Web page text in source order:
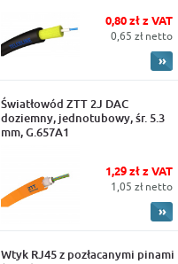
0,80 zł z VAT
0,65 zł netto
Światłowód ZTT 2J DAC
doziemny, jednotubowy, śr. 5.3
mm, G.657A1
1,29 zł z VAT
1,05 zł netto
Wtyk RJ45 z pozłacanymi pinami